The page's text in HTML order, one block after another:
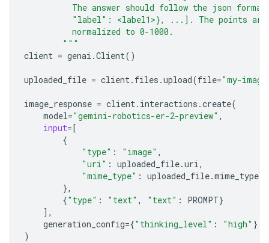
The answer should follow the json
"label": <label1>}, ...]. The points
          normalized to 0-1000.
        """
client = genai .Client()
uploaded_file = client. files .upload(file="my-
image_response = client. interactions .create(
model="gemini-robotics-er-2-preview" ,
input=[
{
"type" : "image" ,
"uri" : uploaded_file.uri,
"mime_type" : uploaded_file.mime_type
},
{"type" : "text" , "text" : PROMPT}
],
generation_config={"thinking_level" : "high" },
)